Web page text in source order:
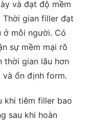
và đạt độ mềm
Thời gian filler đạt
ở mỗi người. Có
sự mềm mại rõ
thời gian lâu hơn
ổn định form.
khi tiêm filler bao
sau khi hoàn